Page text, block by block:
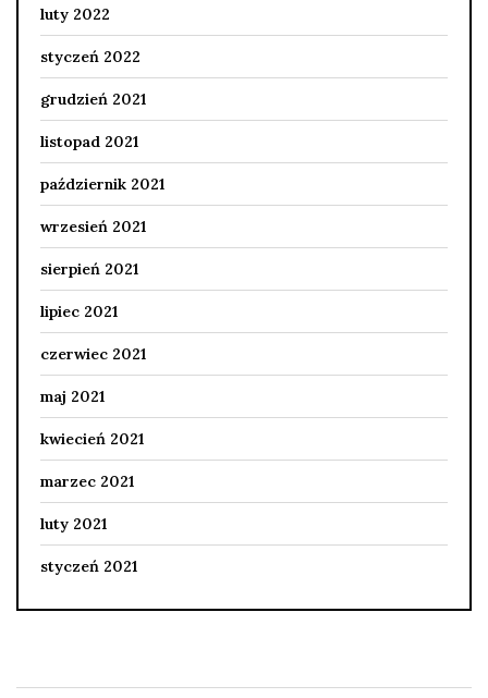
luty 2022
styczeń 2022
grudzień 2021
listopad 2021
październik 2021
wrzesień 2021
sierpień 2021
lipiec 2021
czerwiec 2021
maj 2021
kwiecień 2021
marzec 2021
luty 2021
styczeń 2021